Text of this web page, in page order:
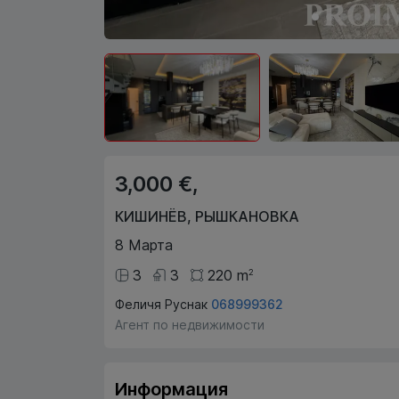
3,000 €,
КИШИНЁВ, РЫШКАНОВКА
8 Марта
3
3 220 m2
Феличя Руснак 068999362
Агент по недвижимости
Информация